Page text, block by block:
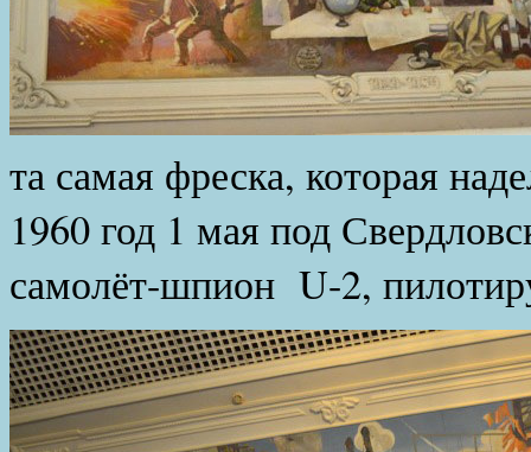
та самая фреска, которая
1960 год 1 мая под
самолёт-шпион U-2,